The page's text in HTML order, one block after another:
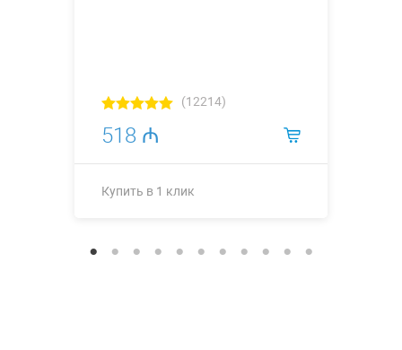
(12214)
518 ₼
Купить в 1 клик